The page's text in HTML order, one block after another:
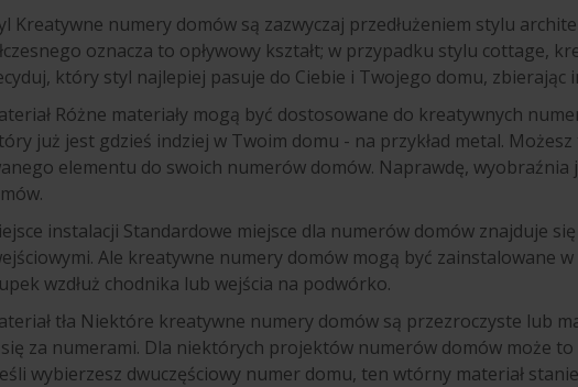
Kreatywne numery domów są zazwyczaj przedłużeniem stylu
oznacza to opływowy kształt; w przypadku stylu cottage,
który styl najlepiej pasuje do Ciebie i Twojego domu, zbierając
Różne materiały mogą być dostosowane do kreatywnych
już jest gdzieś indziej w Twoim domu - na przykład metal.
elementu do swoich numerów domów. Naprawdę,
instalacji Standardowe miejsce dla numerów domów znajduje
Ale kreatywne numery domów mogą być zainstalowane
wzdłuż chodnika lub wejścia na podwórko.
tła Niektóre kreatywne numery domów są przezroczyste lub
za numerami. Dla niektórych projektów numerów domów może
wybierzesz dwuczęściowy numer domu, ten wtórny materiał